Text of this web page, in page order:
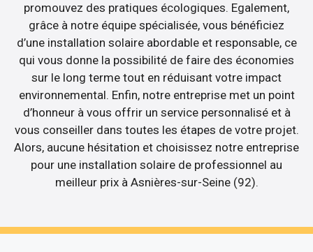
promouvez des pratiques écologiques. Egalement,
grâce à notre équipe spécialisée, vous bénéficiez
d’une installation solaire abordable et responsable, ce
qui vous donne la possibilité de faire des économies
sur le long terme tout en réduisant votre impact
environnemental. Enfin, notre entreprise met un point
d’honneur à vous offrir un service personnalisé et à
vous conseiller dans toutes les étapes de votre projet.
Alors, aucune hésitation et choisissez notre entreprise
pour une installation solaire de professionnel au
meilleur prix à Asnières-sur-Seine (92).